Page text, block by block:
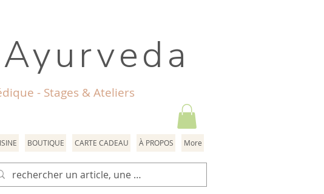
- Stages & Ateliers
BOUTIQUE CARTE CADEAU À PROPOS More